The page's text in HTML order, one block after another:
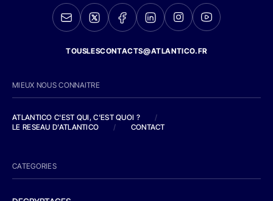
TOUSLESCONTACTS@ATLANTICO.FR
MIEUX NOUS CONNAITRE
ATLANTICO C'EST QUI, C'EST QUOI ?
/
LE RESEAU D'ATLANTICO
/ CONTACT
CATEGORIES